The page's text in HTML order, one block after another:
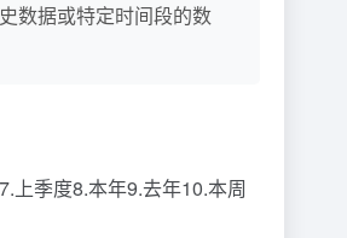
数据或特定时间段的数
上季度8.本年9.去年10.本周